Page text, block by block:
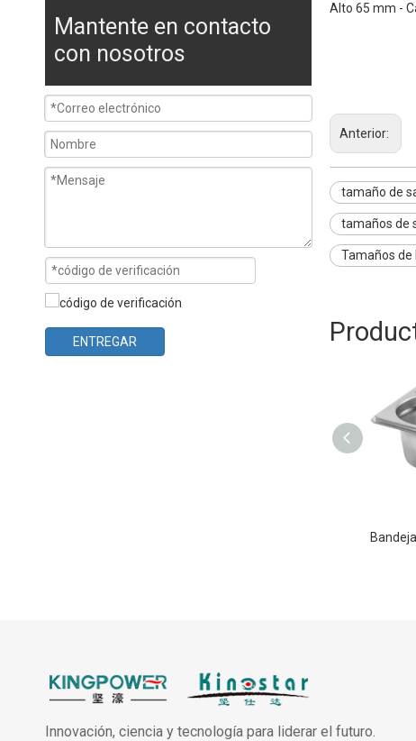
Mantente en contacto
con nosotros
ENTREGAR
Alto 65 mm -
Anterior:
tamaño de
tamaños de
Tamaños de
Innovación, ciencia y tecnología para liderar el futuro.